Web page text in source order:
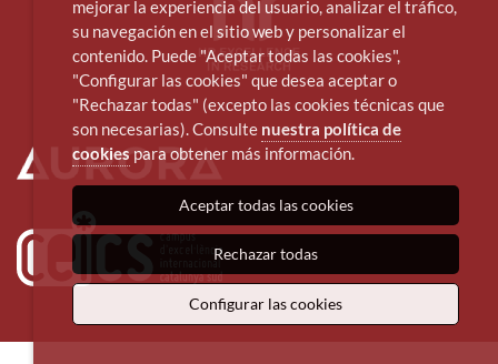
mejorar la experiencia del usuario, analizar el tráfico,
su navegación en el sitio web y personalizar el
contenido. Puede "Aceptar todas las cookies",
"Configurar las cookies" que desea aceptar o
"Rechazar todas" (excepto las cookies técnicas que
son necesarias). Consulte nuestra política de
cookies para obtener más información.
Aceptar todas las cookies
Rechazar todas
Configurar las cookies